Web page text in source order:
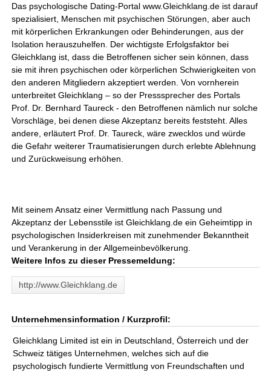
Das psychologische Dating-Portal www.Gleichklang.de ist darauf
spezialisiert, Menschen mit psychischen Störungen, aber auch
mit körperlichen Erkrankungen oder Behinderungen, aus der
Isolation herauszuhelfen. Der wichtigste Erfolgsfaktor bei
Gleichklang ist, dass die Betroffenen sicher sein können, dass
sie mit ihren psychischen oder körperlichen Schwierigkeiten von
den anderen Mitgliedern akzeptiert werden. Von vornherein
unterbreitet Gleichklang – so der Presssprecher des Portals
Prof. Dr. Bernhard Taureck - den Betroffenen nämlich nur solche
Vorschläge, bei denen diese Akzeptanz bereits feststeht. Alles
andere, erläutert Prof. Dr. Taureck, wäre zwecklos und würde
die Gefahr weiterer Traumatisierungen durch erlebte Ablehnung
und Zurückweisung erhöhen.
Mit seinem Ansatz einer Vermittlung nach Passung und
Akzeptanz der Lebensstile ist Gleichklang.de ein Geheimtipp in
psychologischen Insiderkreisen mit zunehmender Bekanntheit
und Verankerung in der Allgemeinbevölkerung.
Weitere Infos zu dieser Pressemeldung:
http://www.Gleichklang.de
Unternehmensinformation / Kurzprofil:
Gleichklang Limited ist ein in Deutschland, Österreich und der
Schweiz tätiges Unternehmen, welches sich auf die
psychologisch fundierte Vermittlung von Freundschaften und